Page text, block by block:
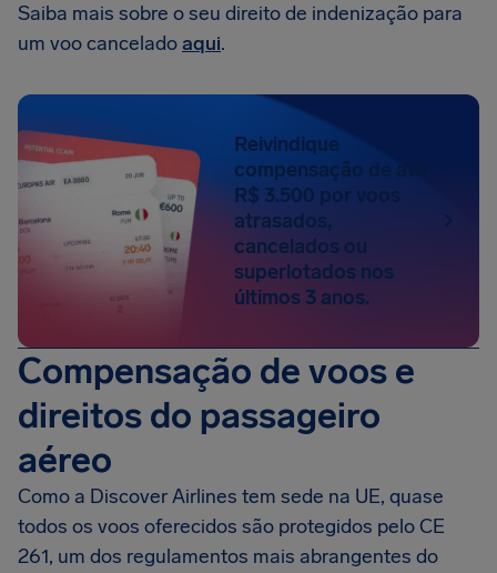
Saiba mais sobre o seu direito de indenização para
um voo canceladoaqui.
Reivindique
compensação de até
R$ 3.500 por voos
atrasados,
cancelados ou
superlotados nos
últimos 3 anos.
Compensação de voos e
direitos do passageiro
aéreo
Como a Discover Airlines tem sede na UE, quase
todos os voos oferecidos são protegidos pelo CE
261, um dos regulamentos mais abrangentes do